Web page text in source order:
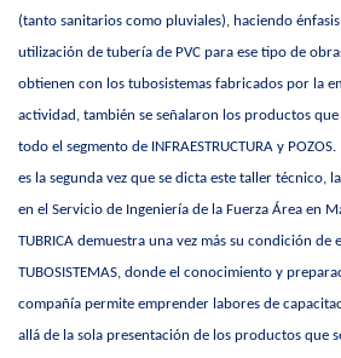
(tanto sanitarios como pluviales), haciendo
utilización de tubería de PVC para ese tipo de
obtienen con los tubosistemas fabricados por la
actividad, también se señalaron los productos que
todo el segmento de INFRAESTRUCTURA y
es la segunda vez que se dicta este taller técnico,
en el Servicio de Ingeniería de la Fuerza Área en
TUBRICA demuestra una vez más su condición de
TUBOSISTEMAS, donde el conocimiento y
compañía permite emprender labores de
allá de la sola presentación de los productos que